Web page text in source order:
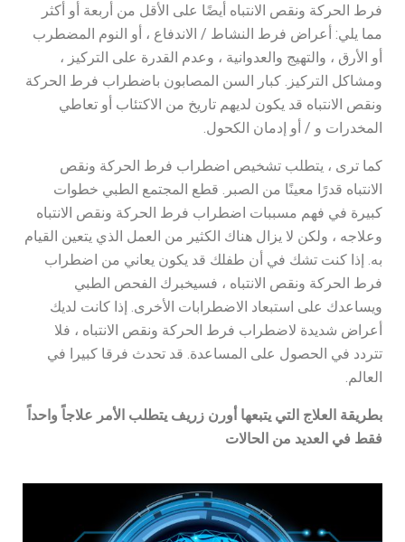
فرط الحركة ونقص الانتباه أيضًا على الأقل من أربعة أو أكثر
مما يلي: أعراض فرط النشاط / الاندفاع ، أو النوم المضطرب
أو الأرق ، والتهيج والعدوانية ، وعدم القدرة على التركيز ،
ومشاكل التركيز. كبار السن المصابون باضطراب فرط الحركة
ونقص الانتباه قد يكون لديهم تاريخ من الاكتئاب أو تعاطي
المخدرات و / أو إدمان الكحول.
كما ترى ، يتطلب تشخيص اضطراب فرط الحركة ونقص
الانتباه قدرًا معينًا من الصبر. قطع المجتمع الطبي خطوات
كبيرة في فهم مسببات اضطراب فرط الحركة ونقص الانتباه
وعلاجه ، ولكن لا يزال هناك الكثير من العمل الذي يتعين القيام
به. إذا كنت تشك في أن طفلك قد يكون يعاني من اضطراب
فرط الحركة ونقص الانتباه ، فسيخبرك الفحص الطبي
ويساعدك على استبعاد الاضطرابات الأخرى. إذا كانت لديك
أعراض شديدة لاضطراب فرط الحركة ونقص الانتباه ، فلا
تتردد في الحصول على المساعدة. قد تحدث فرقا كبيرا في
العالم.
بطريقة العلاج التي يتبعها أورن زريف يتطلب الأمر علاجاً واحداً
فقط في العديد من الحالات